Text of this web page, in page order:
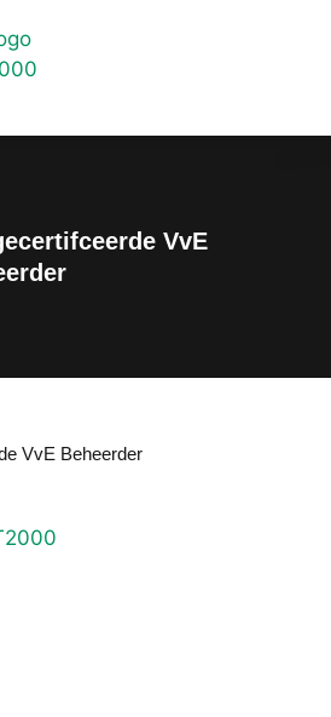
VvE
VvE Beheerder